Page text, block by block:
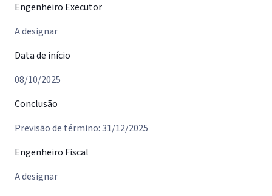
Engenheiro Executor
A designar
Data de início
08/10/2025
Conclusão
Previsão de término: 31/12/2025
Engenheiro Fiscal
A designar